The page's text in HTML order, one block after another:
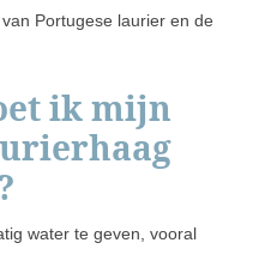
Portugese laurier en de
ik mijn
water te geven, vooral